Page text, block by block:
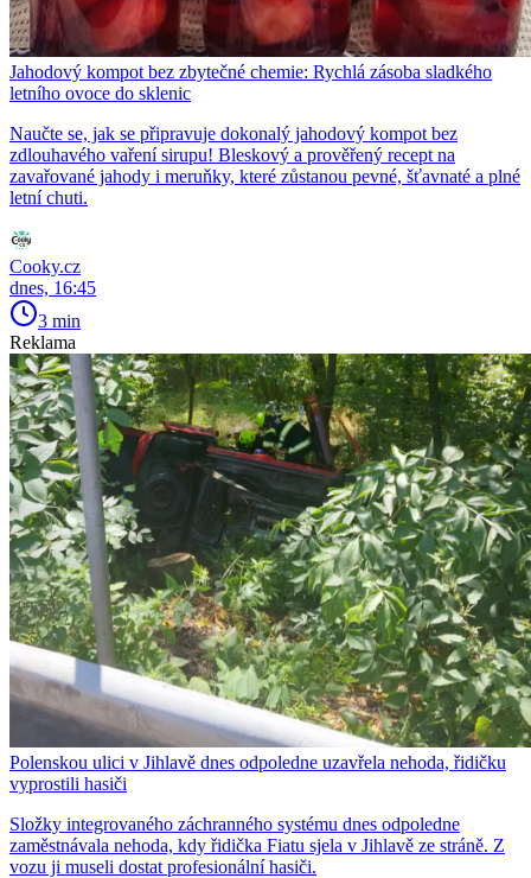
Jahodový kompot bez zbytečné chemie: Rychlá zásoba sladkého
letního ovoce do sklenic
Naučte se, jak se připravuje dokonalý jahodový kompot bez
zdlouhavého vaření sirupu! Bleskový a prověřený recept na
zavařované jahody i meruňky, které zůstanou pevné, šťavnaté a plné
letní chuti.
Cooky.cz
dnes, 16:45
3 min
Reklama
Polenskou ulici v Jihlavě dnes odpoledne uzavřela nehoda, řidičku
vyprostili hasiči
Složky integrovaného záchranného systému dnes odpoledne
zaměstnávala nehoda, kdy řidička Fiatu sjela v Jihlavě ze stráně. Z
vozu ji museli dostat profesionální hasiči.